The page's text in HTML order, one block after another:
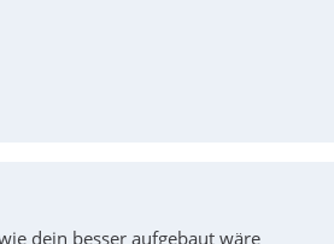
dein besser aufgebaut wäre